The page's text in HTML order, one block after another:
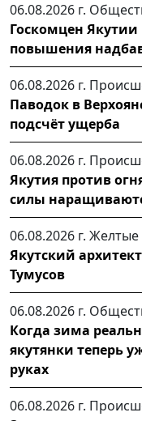
06.08.2026 г.
Госкомцен
повышения
06.08.2026 г.
Паводок в
подсчёт ущерба
06.08.2026 г.
Якутия против
силы
06.08.2026 г. Желтые
Якутский
Тумусов
06.08.2026 г.
Когда зима
якутянки теперь
руках
06.08.2026 г.